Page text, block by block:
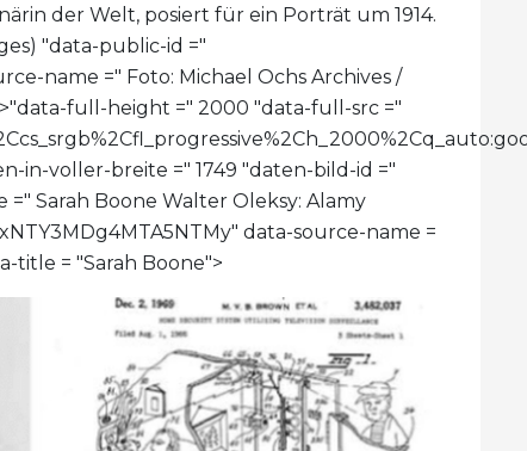
der Welt, posiert für ein Porträt um 1914.
"data-public-id ="
name =" Foto: Michael Ochs Archives /
"data-full-height =" 2000 "data-full-src ="
in-voller-breite =" 1749 "daten-bild-id ="
Sarah Boone Walter Oleksy: Alamy
data-source-name =
title = "Sarah Boone">